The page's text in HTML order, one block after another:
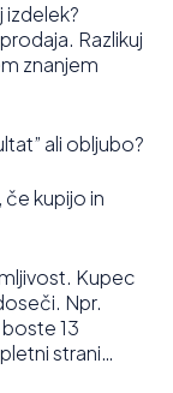
izdelek?
Razlikuj
znanjem
ali obljubo?
kupijo in
Kupec
Npr.
13
strani…